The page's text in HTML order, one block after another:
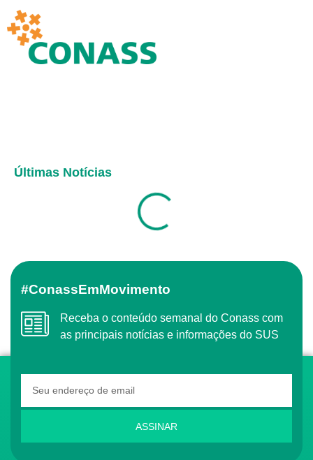
Últimas Notícias
#ConassEmMovimento
Receba o conteúdo semanal do Conass com
as principais notícias e informações do SUS
ASSINAR